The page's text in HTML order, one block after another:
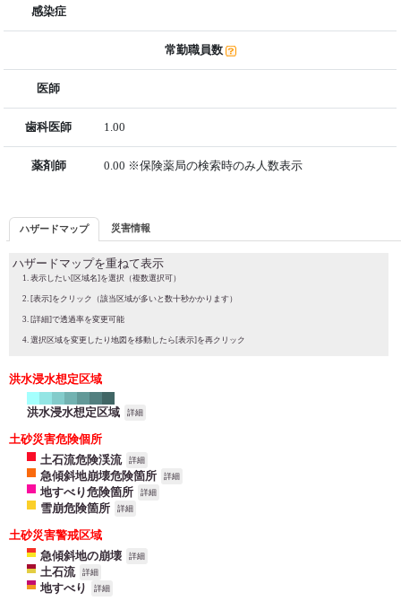
感染症
常勤職員数
医師
歯科医師 1.00
薬剤師 0.00 ※保険薬局の検索時のみ人数表示
ハザードマップ 災害情報
ハザードマップを重ねて表示
表示したい[区域名]を選択（複数選択可）
[表示]をクリック（該当区域が多いと数十秒かかります）
[詳細]で透過率を変更可能
選択区域を変更したり地図を移動したら[表示]を再クリック
洪水浸水想定区域
洪水浸水想定区域 詳細
土砂災害危険個所
土石流危険渓流
詳細
急傾斜地崩壊危険箇所 詳細
地すべり危険箇所 詳細
雪崩危険箇所 詳細
土砂災害警戒区域
急傾斜地の崩壊
詳細
土石流 詳細
地すべり 詳細